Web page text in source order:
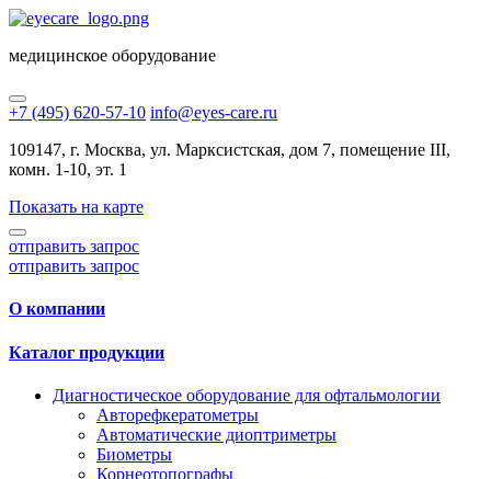
медицинское оборудование
+7 (495) 620-57-10 info@eyes-care.ru
109147, г. Москва, ул. Марксистская, дом 7, помещение III,
комн. 1-10, эт. 1
Показать на карте
отправить запрос
отправить запрос
О компании
Каталог продукции
Диагностическое оборудование для офтальмологии
Авторефкератометры
Автоматические диоптриметры
Биометры
Корнеотопографы